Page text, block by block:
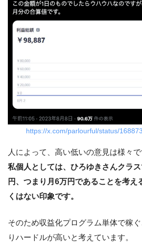
https://x.com/parlourful/status/
人によって、高い低いの意見は様々で
私個人としては、ひろゆきさんクラ
円、つまり月6万円であることを考え
くはない印象です。
そのため収益化プログラム単体で稼
りハードルが高いと考えています。